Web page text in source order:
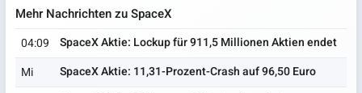
Mehr Nachrichten zu SpaceX
04:09
SpaceX Aktie: Lockup für 911,5 Millionen Aktien endet
Mi
SpaceX Aktie: 11,31-Prozent-Crash auf 96,50 Euro